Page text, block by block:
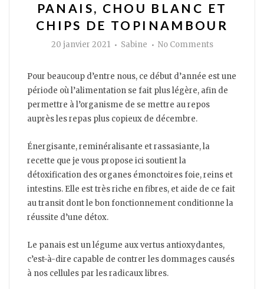
PANAIS, CHOU BLANC ET
CHIPS DE TOPINAMBOUR
20 janvier 2021 Author
Sabine No Commentson
de
saison
:
Pour beaucoup d’entre nous, ce début d’année est une
période où l’alimentation se fait plus légère, afin de
permettre à l’organisme de se mettre au repos
auprès les repas plus copieux de décembre.
Énergisante, reminéralisante et rassasiante, la
recette que je vous propose ici soutient la
détoxification des organes émonctoires foie, reins et
intestins. Elle est très riche en fibres, et aide de ce fait
au transit dont le bon fonctionnement conditionne la
réussite d’une détox.
Le panais est un légume aux vertus antioxydantes,
c’est-à-dire capable de contrer les dommages causés
à nos cellules par les radicaux libres.